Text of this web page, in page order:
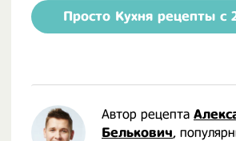
Просто Кухня рецепты с
Автор рецепта
Белькович,